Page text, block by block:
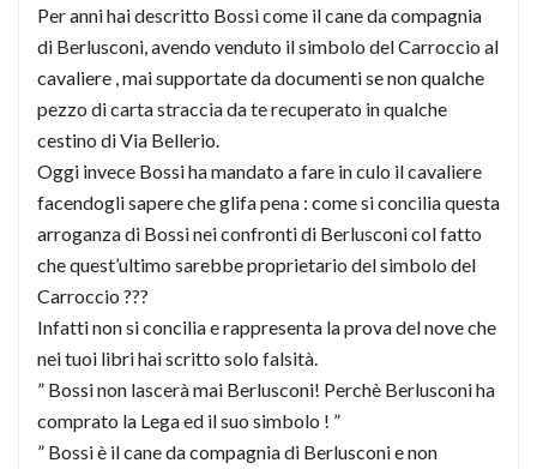
Per anni hai descritto Bossi come il cane da compagnia
di Berlusconi, avendo venduto il simbolo del Carroccio al
cavaliere , mai supportate da documenti se non qualche
pezzo di carta straccia da te recuperato in qualche
cestino di Via Bellerio.
Oggi invece Bossi ha mandato a fare in culo il cavaliere
facendogli sapere che glifa pena : come si concilia questa
arroganza di Bossi nei confronti di Berlusconi col fatto
che quest’ultimo sarebbe proprietario del simbolo del
Carroccio ???
Infatti non si concilia e rappresenta la prova del nove che
nei tuoi libri hai scritto solo falsità.
” Bossi non lascerà mai Berlusconi! Perchè Berlusconi ha
comprato la Lega ed il suo simbolo ! ”
” Bossi è il cane da compagnia di Berlusconi e non